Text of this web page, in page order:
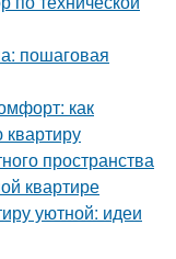
пошаговая
как
пространства
квартире
уютной: идеи